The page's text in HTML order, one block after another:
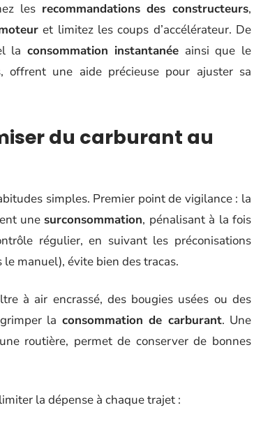
les recommandations des constructeurs,
et limitez les coups d’accélérateur. De
la consommation instantanée ainsi que le
offrent une aide précieuse pour ajuster sa
du carburant au
simples. Premier point de vigilance : la
une surconsommation, pénalisant à la fois
régulier, en suivant les préconisations
manuel), évite bien des tracas.
à air encrassé, des bougies usées ou des
la consommation de carburant. Une
routière, permet de conserver de bonnes
la dépense à chaque trajet :